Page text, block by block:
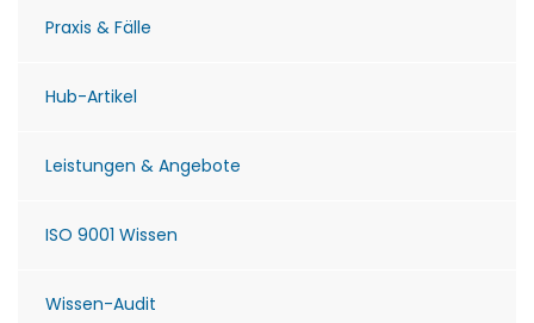
Praxis & Fälle
Hub-Artikel
Leistungen & Angebote
ISO 9001 Wissen
Wissen-Audit